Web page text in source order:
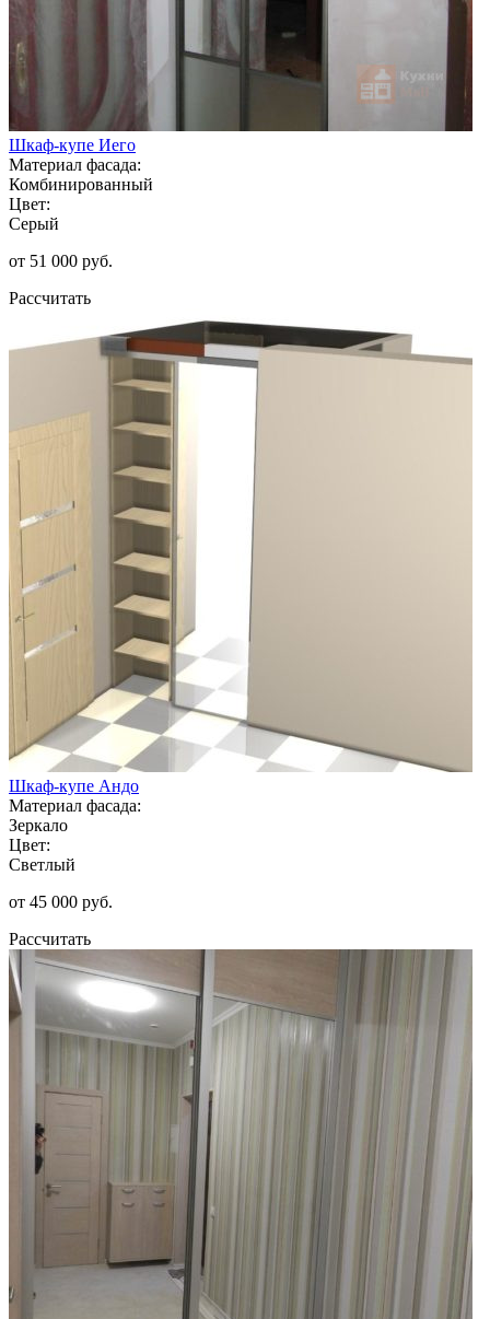
Шкаф-купе Иего
Материал фасада:
Комбинированный
Цвет:
Серый
от 51 000 руб.
Рассчитать
Шкаф-купе Андо
Материал фасада:
Зеркало
Цвет:
Светлый
от 45 000 руб.
Рассчитать